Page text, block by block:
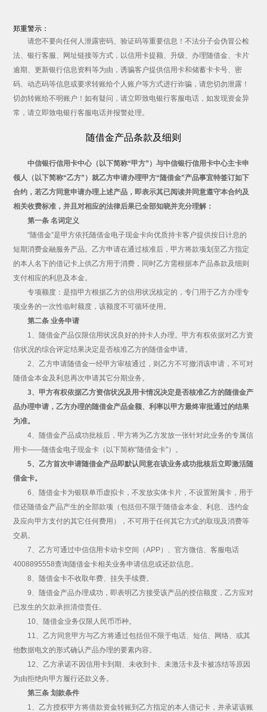
郑重警示：
请您不要向任何人泄露密码、验证码等重要信息！不法分子会伪冒公检
法、银行客服、网址链接等方式，以信用卡提额、升级、办理随借金、卡片
逾期、更新银行信息资料等为由，诱骗客户提供信用卡和储蓄卡卡号、密
码、动态码等信息或要求转账给个人账户等方式进行诈骗，请您切勿泄露！
切勿转账给不明账户！如有疑问，请立即致电银行客服电话，如发现资金异
常，请立即致电银行客服电话并报警处理。
随借金产品条款及细则
中信银行信用卡中心（以下简称“甲方”）与中信银行信用卡中心主卡申
领人（以下简称“乙方”）就乙方申请办理甲方“随借金”产品事宜特签订如下
合约，若乙方同意申请办理上述产品，即表示其已阅读并同意遵守本合约及
相关收费标准，并且对相应的法律后果已全部知晓并充分理解：
第一条 名词定义
“随借金”是甲方依托随借金电子现金卡向优质持卡客户提供按日计息的
短期消费金融服务产品。乙方申请在通过核准后，甲方将款项划至乙方指定
的本人名下的借记卡上供乙方用于消费，同时乙方需根据本产品条款及细则
支付相应的利息及本金。
专项额度：是指甲方根据乙方的信用状况核定的，专门用于乙方办理专
项业务的一次性临时额度，该额度不可循环使用。
第二条 业务申请
1、随借金产品仅限信用状况良好的持卡人办理。甲方有权依据对乙方资
信状况的综合评定结果决定是否核准乙方的随借金申请。
2、乙方申请随借金一经甲方审核通过，则乙方不可撤消该申请，不可对
随借金本金及利息再次申请其它分期业务。
3、甲方有权依据乙方资信状况及用卡情况决定是否核准乙方的随借金产
品办理申请，乙方办理的随借金产品金额、利率以甲方最终审批通过的结果
为准。
4、随借金产品成功批核后，甲方将为乙方发放一张针对此业务的专属信
用卡——随借金电子现金卡（以下简称“随借金卡”）。
5、乙方首次申请随借金产品即默认同意在该业务成功批核后立即激活随
借金卡。
6、随借金卡为银联单币虚拟卡，不发放实体卡片，不设置附属卡，用于
偿还随借金产品产生的全部款项（包括但不限于随借金本金、利息、违约金
及应向甲方支付的其它任何费用），不可用于任何其它方式的取现及消费等
交易。
7、乙方可通过中信信用卡动卡空间（APP）、官方微信、客服电话
4008895558查询随借金卡相关业务申请信息或还款信息。
8、随借金卡不收取年费、挂失手续费。
9、随借金产品办理成功，即表明乙方接受该产品的授信额度，乙方应对
已发生的欠款承担清偿责任。
10、随借金业务仅限人民币币种。
11、乙方同意甲方与乙方将通过包括但不限于电话、短信、网络、或其
他数据电文的形式确认产品办理的要素内容。
12、乙方承诺不因信用卡到期、未收到卡、未激活卡及卡被冻结等原因
为由拒绝向甲方履行还款义务。
第三条 划款条件
1、乙方授权甲方将借款资金转账到乙方指定的本人借记卡，并承诺该账